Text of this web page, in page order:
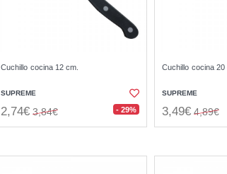
Cuchillo cocina 12 cm.
SUPREME
2,74€ 3,84€ - 29%
Cuchillo cocina 20
SUPREME
3,49€ 4,89€